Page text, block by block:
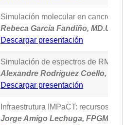
Simulación molecular en cancro,
Rebeca García Fandiño,
Descargar presentación
Simulación de espectros de RMN
Alexandre Rodríguez Coello,
Descargar presentación
Infraestrutura IMPaCT: recursos
Jorge Amigo Lechuga, FPGMX